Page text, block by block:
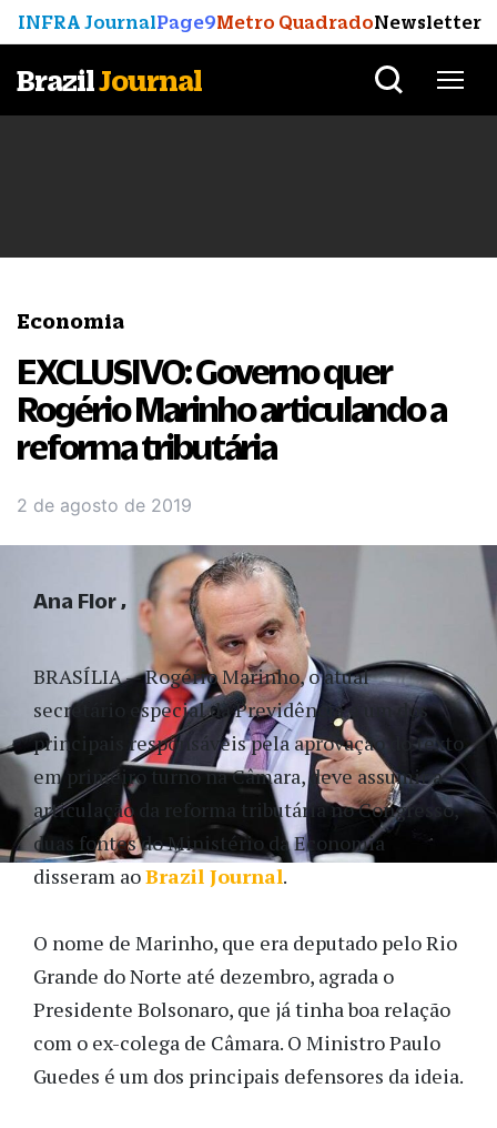
INFRA JournalPage9Metro QuadradoNewsletter
BrazilJournal
Economia
EXCLUSIVO: Governo quer
Rogério Marinho articulando a
reforma tributária
2 de agosto de 2019
BRASÍLIA — Rogério Marinho, o atual
secretário especial da Previdência e um dos
principais responsáveis pela aprovação do texto
em primeiro turno na Câmara, deve assumir a
articulação da reforma tributária no Congresso,
duas fontes do Ministério da Economia
disseram aoBrazil Journal.
O nome de Marinho, que era deputado pelo Rio
Grande do Norte até dezembro, agrada o
Presidente Bolsonaro, que já tinha boa relação
com o ex-colega de Câmara. O Ministro Paulo
Guedes é um dos principais defensores da ideia.
Ana Flor